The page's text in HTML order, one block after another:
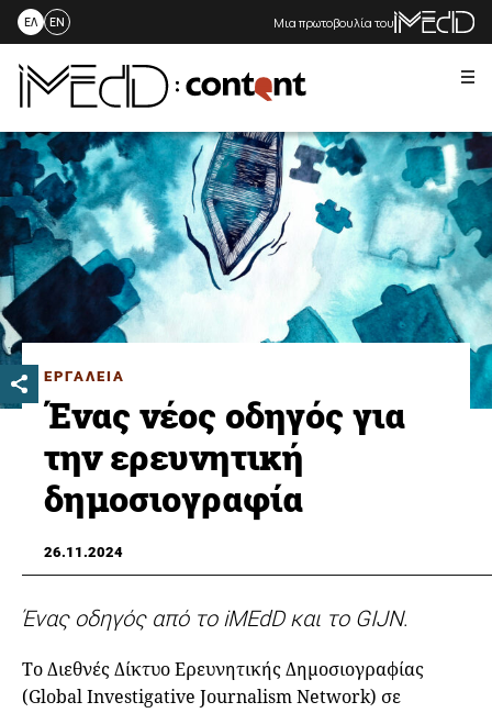
Skip
to
content
ΕΛ EN Μια πρωτοβουλία του
ΕΡΓΑΛΕΙΑ
Ένας νέος οδηγός για
την ερευνητική
δημοσιογραφία
26.11.2024
Ένας οδηγός από το iMEdD και το GIJN.
Το Διεθνές Δίκτυο Ερευνητικής Δημοσιογραφίας
(Global Investigative Journalism Network) σε